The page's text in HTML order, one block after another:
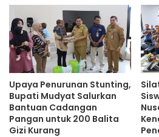
sebagai kontrol sosial. Terlebih,
dilaksanakan Pemilihan Kepala
pada bulan November 2024.
hadir pula sejumlah tokoh yakni
Budiarto, Komisioner KPU Kaltim,
Pengurus SMSI Kaltim, dan
(cpy/pt/hms/kltm)
Upaya Penurunan Stunting,
Bupati Mudyat Salurkan
Bantuan Cadangan
Pangan untuk 200 Balita
Gizi Kurang